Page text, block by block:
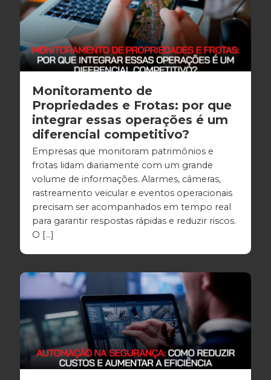
Monitoramento de
Propriedades e Frotas: por que
integrar essas operações é um
diferencial competitivo?
Empresas que monitoram patrimônios e
frotas lidam diariamente com um grande
volume de informações. Alarmes, câmeras,
rastreamento veicular e eventos operacionais
precisam ser acompanhados em tempo real
para garantir respostas rápidas e reduzir riscos.
O […]